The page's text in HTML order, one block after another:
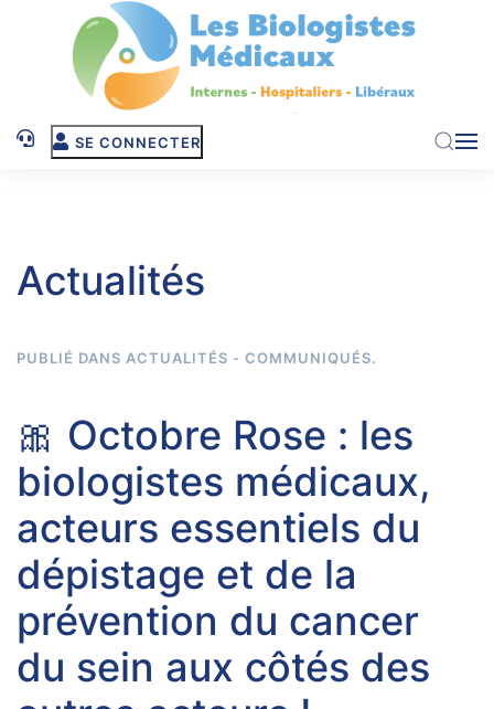
Skip to main content
SE CONNECTER
Actualités
PUBLIÉ DANS ACTUALITÉS - COMMUNIQUÉS.
🎀 Octobre Rose : les
biologistes médicaux,
acteurs essentiels du
dépistage et de la
prévention du cancer
du sein aux côtés des